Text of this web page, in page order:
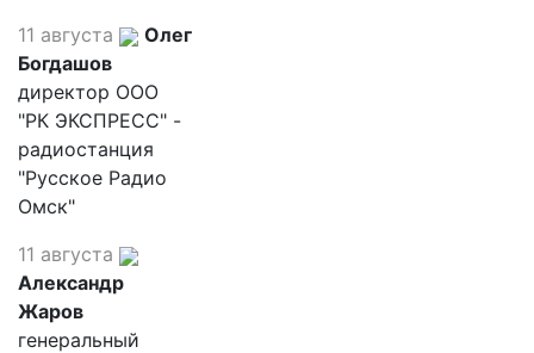
11 августа
Олег
Богдашов
директор ООО
"РК ЭКСПРЕСС" -
радиостанция
"Русское Радио
Омск"
11 августа
Александр
Жаров
генеральный